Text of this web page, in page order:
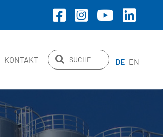
KONTAKT DE EN